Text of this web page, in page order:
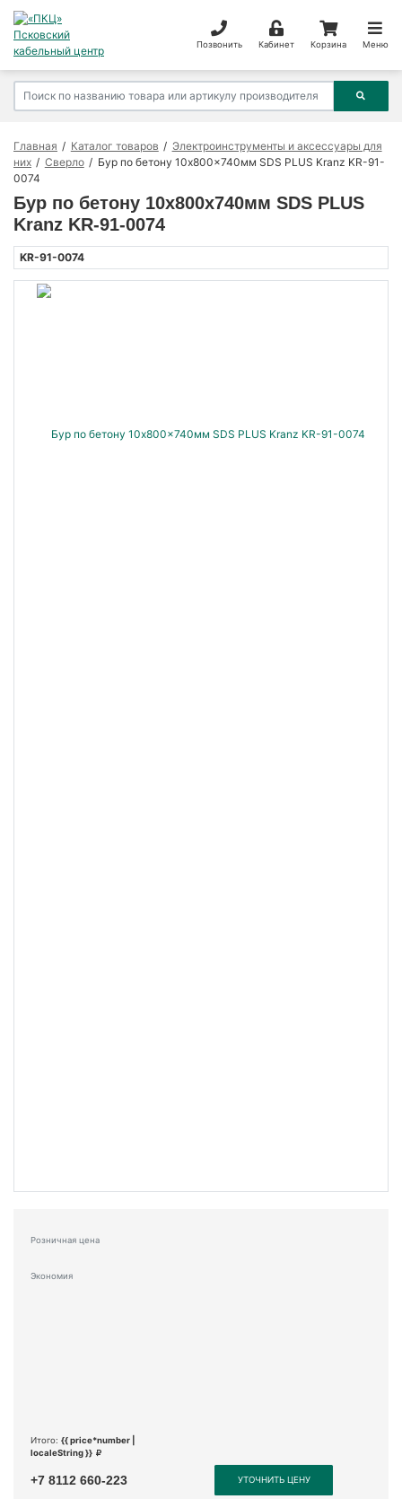
Позвонить Кабинет Корзина Меню
Главная Каталог товаров
Электроинструменты и аксессуары для
них
Сверло
Бур по бетону 10x800x740мм SDS PLUS Kranz KR-91-
0074
Бур по бетону 10x800x740мм SDS PLUS
Kranz KR-91-0074
KR-91-0074
Розничная цена
Экономия
Итого: {{ price*number |
localeString }}
+7 8112 660-223 УТОЧНИТЬ ЦЕНУ